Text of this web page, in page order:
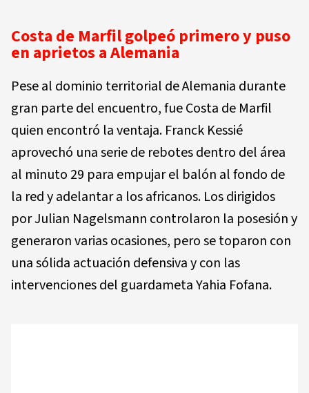
Costa de Marfil golpeó primero y puso
en aprietos a Alemania
Pese al dominio territorial de Alemania durante
gran parte del encuentro, fue Costa de Marfil
quien encontró la ventaja. Franck Kessié
aprovechó una serie de rebotes dentro del área
al minuto 29 para empujar el balón al fondo de
la red y adelantar a los africanos. Los dirigidos
por Julian Nagelsmann controlaron la posesión y
generaron varias ocasiones, pero se toparon con
una sólida actuación defensiva y con las
intervenciones del guardameta Yahia Fofana.